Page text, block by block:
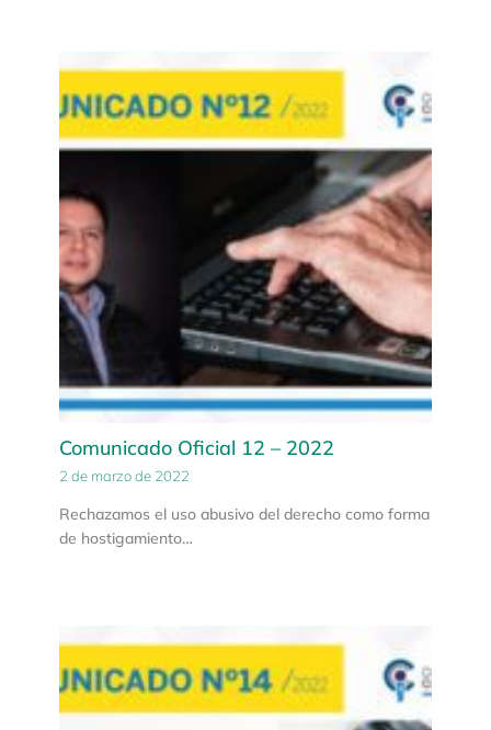
Comunicado Oficial 12 – 2022
2 de marzo de 2022
Rechazamos el uso abusivo del derecho como forma
de hostigamiento…